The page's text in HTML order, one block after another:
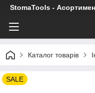
StomaTools -
Каталог товарів
SALE